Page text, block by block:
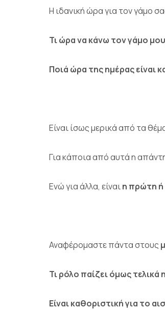
Η ιδανική ώρα για τον γάμο
Τι ώρα να κάνω τον γάμο
Ποιά ώρα της ημέρας είναι
Είναι ίσως μερικά από τα
Για κάποια από αυτά η
Ενώ για άλλα, είναιη πρώτη ή
Αναφέρομαστε πάντα στους
Τι ρόλο παίζει όμως
Είναι καθοριστική για το